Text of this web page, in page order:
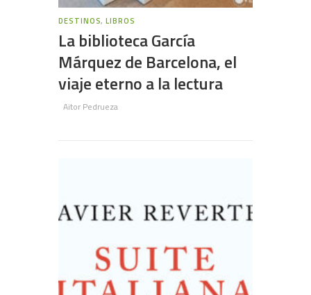
DESTINOS,LIBROS
La biblioteca García
Márquez de Barcelona, el
viaje eterno a la lectura
Aitor Pedrueza